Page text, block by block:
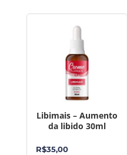
Libimais – Aumento
da libido 30ml
R$35,00